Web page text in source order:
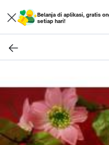
Belanja di aplikasi, gratis
setiap hari!